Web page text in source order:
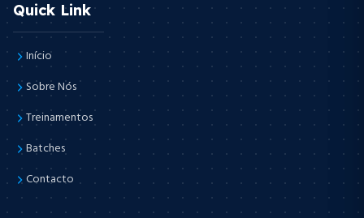
Quick Link
Início
Sobre Nós
Treinamentos
Batches
Contacto